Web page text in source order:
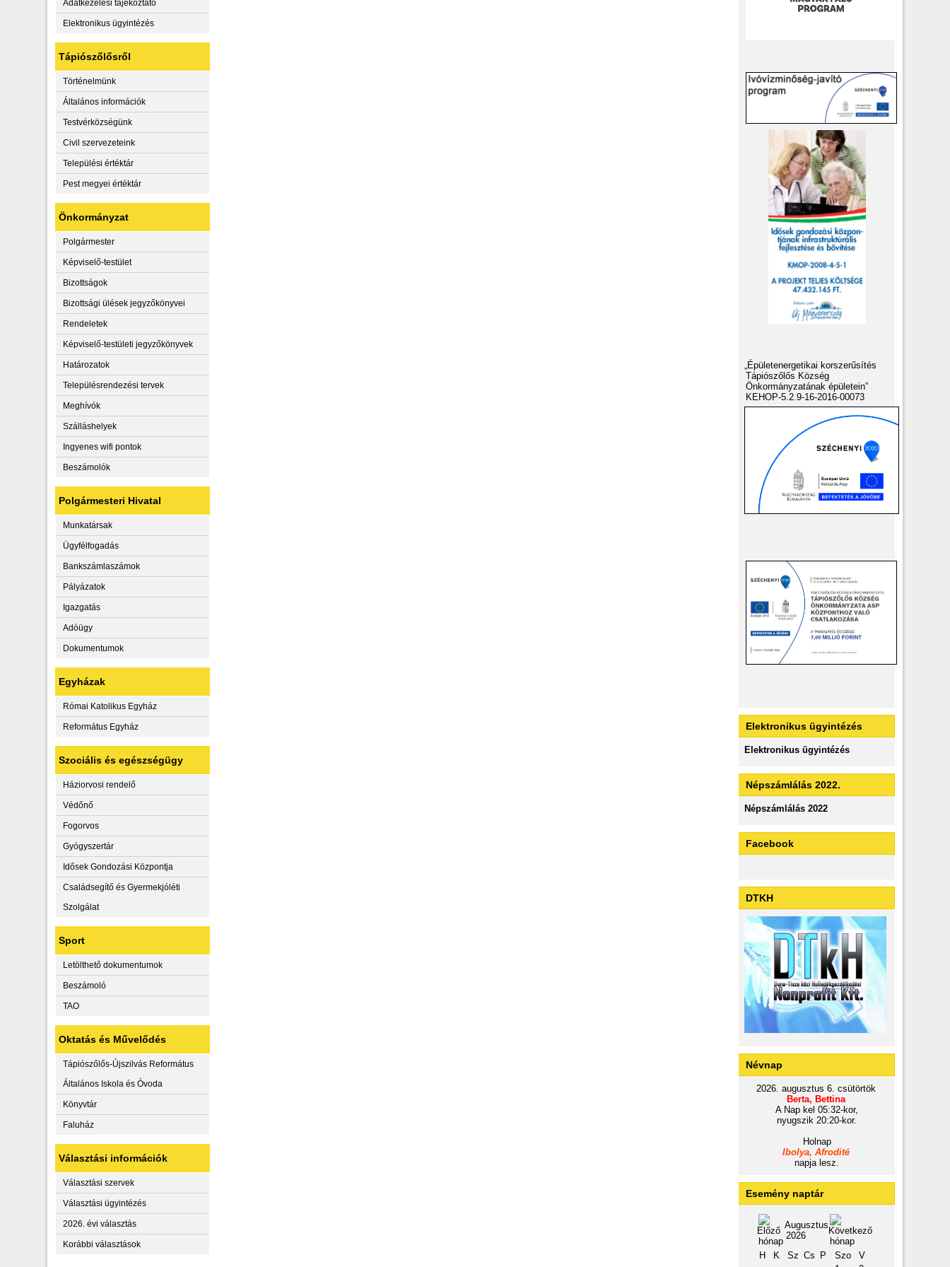
Adatkezelési tájékoztató
Elektronikus ügyintézés
Tápiószőlősről
Történelmünk
Általános információk
Testvérközségünk
Civil szervezeteink
Települési értéktár
Pest megyei értéktár
Önkormányzat
Polgármester
Képviselő-testület
Bizottságok
Bizottsági ülések jegyzőkönyvei
Rendeletek
Képviselő-testületi jegyzőkönyvek
Határozatok
Településrendezési tervek
Meghívók
Szálláshelyek
Ingyenes wifi pontok
Beszámolók
Polgármesteri Hivatal
Munkatársak
Ügyfélfogadás
Bankszámlaszámok
Pályázatok
Igazgatás
Adóügy
Dokumentumok
Egyházak
Római Katolikus Egyház
Református Egyház
Szociális és egészségügy
Háziorvosi rendelő
Védőnő
Fogorvos
Gyógyszertár
Idősek Gondozási Központja
Családsegítő és Gyermekjóléti
Szolgálat
Sport
Letölthető dokumentumok
Beszámoló
TAO
Oktatás és Művelődés
Tápiószőlős-Újszilvás Református
Általános Iskola és Óvoda
Könyvtár
Faluház
Választási információk
Választási szervek
Választási ügyintézés
2026. évi választás
Korábbi választások
„Épületenergetikai korszerűsítés
Tápiószőlős Község
Önkormányzatának épületein”
KEHOP-5.2.9-16-2016-00073
Elektronikus ügyintézés
Elektronikus ügyintézés
Népszámlálás 2022.
Népszámlálás 2022
Facebook
DTKH
Névnap
2026. augusztus 6. csütörtök
Berta, Bettina
A Nap kel 05:32-kor,
nyugszik 20:20-kor.
Holnap
Ibolya, Afrodité
napja lesz.
Esemény naptár
Augusztus
2026
H
K Sz Cs P Szo
V